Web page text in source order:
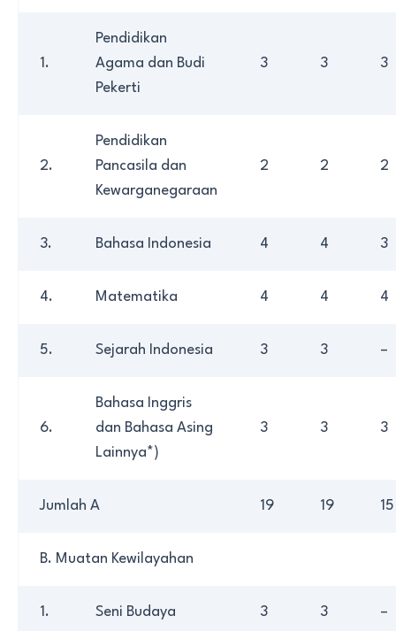
1.
Pendidikan
Agama dan Budi
Pekerti
3 3 3
2.
Pendidikan
Pancasila dan
Kewarganegaraan
2 2 2
3. Bahasa Indonesia 4 4 3
4. Matematika 4 4 4
5. Sejarah Indonesia 3 3 –
6.
Bahasa Inggris
dan Bahasa Asing
Lainnya*)
3 3 3
Jumlah A 19 19 15
B. Muatan Kewilayahan
1. Seni Budaya 3 3 –